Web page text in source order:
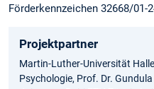
Förderkennzeichen 32668/01-
Projektpartner
Martin-Luther-Universität
Psychologie, Prof. Dr.